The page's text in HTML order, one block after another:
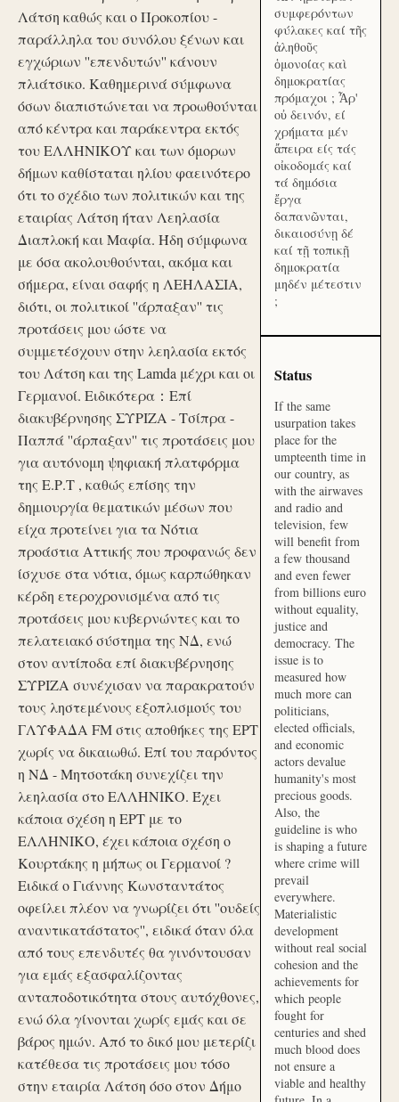
Λάτση καθώς και ο Προκοπίου -
παράλληλα του συνόλου ξένων και
εγχώριων ''επενδυτών'' κάνουν
πλιάτσικο. Καθημερινά σύμφωνα
όσων διαπιστώνεται να προωθούνται
από κέντρα και παράκεντρα εκτός
του ΕΛΛΗΝΙΚΟΥ και των όμορων
δήμων καθίσταται ηλίου φαεινότερο
ότι το σχέδιο των πολιτικών και της
εταιρίας Λάτση ήταν Λεηλασία
Διαπλοκή και Μαφία. Ήδη σύμφωνα
με όσα ακολουθούνται, ακόμα και
σήμερα, είναι σαφής η ΛΕΗΛΑΣΙΑ,
διότι, οι πολιτικοί ''άρπαξαν'' τις
προτάσεις μου ώστε να
συμμετέσχουν στην λεηλασία εκτός
του Λάτση και της Lamda μέχρι και οι
Γερμανοί. Ειδικότερα：Επί
διακυβέρνησης ΣΥΡΙΖΑ - Τσίπρα -
Παππά ''άρπαξαν'' τις προτάσεις μου
για αυτόνομη ψηφιακή πλατφόρμα
της Ε.Ρ.Τ , καθώς επίσης την
δημιουργία θεματικών μέσων που
είχα προτείνει για τα Νότια
προάστια Αττικής που προφανώς δεν
ίσχυσε στα νότια, όμως καρπώθηκαν
κέρδη ετεροχρονισμένα από τις
προτάσεις μου κυβερνώντες και το
πελατειακό σύστημα της ΝΔ, ενώ
στον αντίποδα επί διακυβέρνησης
ΣΥΡΙΖΑ συνέχισαν να παρακρατούν
τους ληστεμένους εξοπλισμούς του
ΓΛΥΦΑΔΑ FM στις αποθήκες της ΕΡΤ
χωρίς να δικαιωθώ. Επί του παρόντος
η ΝΔ - Μητσοτάκη συνεχίζει την
λεηλασία στο ΕΛΛΗΝΙΚΟ. Έχει
κάποια σχέση η ΕΡΤ με το
ΕΛΛΗΝΙΚΟ, έχει κάποια σχέση ο
Κουρτάκης η μήπως οι Γερμανοί ?
Ειδικά ο Γιάννης Κωνσταντάτος
οφείλει πλέον να γνωρίζει ότι ''ουδείς
αναντικατάστατος'', ειδικά όταν όλα
από τους επενδυτές θα γινόντουσαν
για εμάς εξασφαλίζοντας
ανταποδοτικότητα στους αυτόχθονες,
ενώ όλα γίνονται χωρίς εμάς και σε
βάρος ημών. Από το δικό μου μετερίζι
κατέθεσα τις προτάσεις μου τόσο
στην εταιρία Λάτση όσο στον Δήμο
συμφερόντων
φύλακες καί τῆς
ἀληθοῦς
ὁμονοίας καὶ
δημοκρατίας
πρόμαχοι ; Ἆρ'
οὐ δεινόν, εί
χρήματα μέν
ἄπειρα είς τάς
οἰκοδομάς καί
τά δημόσια
ἔργα
δαπανῶνται,
δικαιοσύνῃ δέ
καί τῇ τοπικῇ
δημοκρατία
μηδέν μέτεστιν
;
Status
If the same
usurpation takes
place for the
umpteenth time in
our country, as
with the airwaves
and radio and
television, few
will benefit from
a few thousand
and even fewer
from billions euro
without equality,
justice and
democracy. The
issue is to
measured how
much more can
politicians,
elected officials,
and economic
actors devalue
humanity's most
precious goods.
Also, the
guideline is who
is shaping a future
where crime will
prevail
everywhere.
Materialistic
development
without real social
cohesion and the
achievements for
which people
fought for
centuries and shed
much blood does
not ensure a
viable and healthy